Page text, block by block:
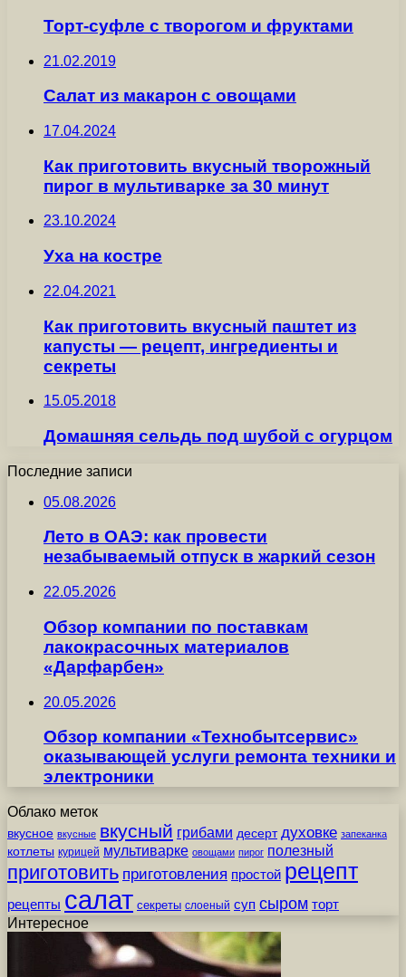
Торт-суфле с творогом и фруктами
21.02.2019
Салат из макарон с овощами
17.04.2024
Как приготовить вкусный творожный
пирог в мультиварке за 30 минут
23.10.2024
Уха на костре
22.04.2021
Как приготовить вкусный паштет из
капусты — рецепт, ингредиенты и
секреты
15.05.2018
Домашняя сельдь под шубой с огурцом
Последние записи
05.08.2026
Лето в ОАЭ: как провести
незабываемый отпуск в жаркий сезон
22.05.2026
Обзор компании по поставкам
лакокрасочных материалов
«Дарфарбен»
20.05.2026
Обзор компании «Технобытсервис»
оказывающей услуги ремонта техники и
электроники
Облако меток
вкусное вкусные вкусный грибами десерт духовке запеканка
котлеты курицей мультиварке овощами пирог полезный
приготовить приготовления простой рецепт
рецепты салат секреты слоеный суп сыром торт
Интересное